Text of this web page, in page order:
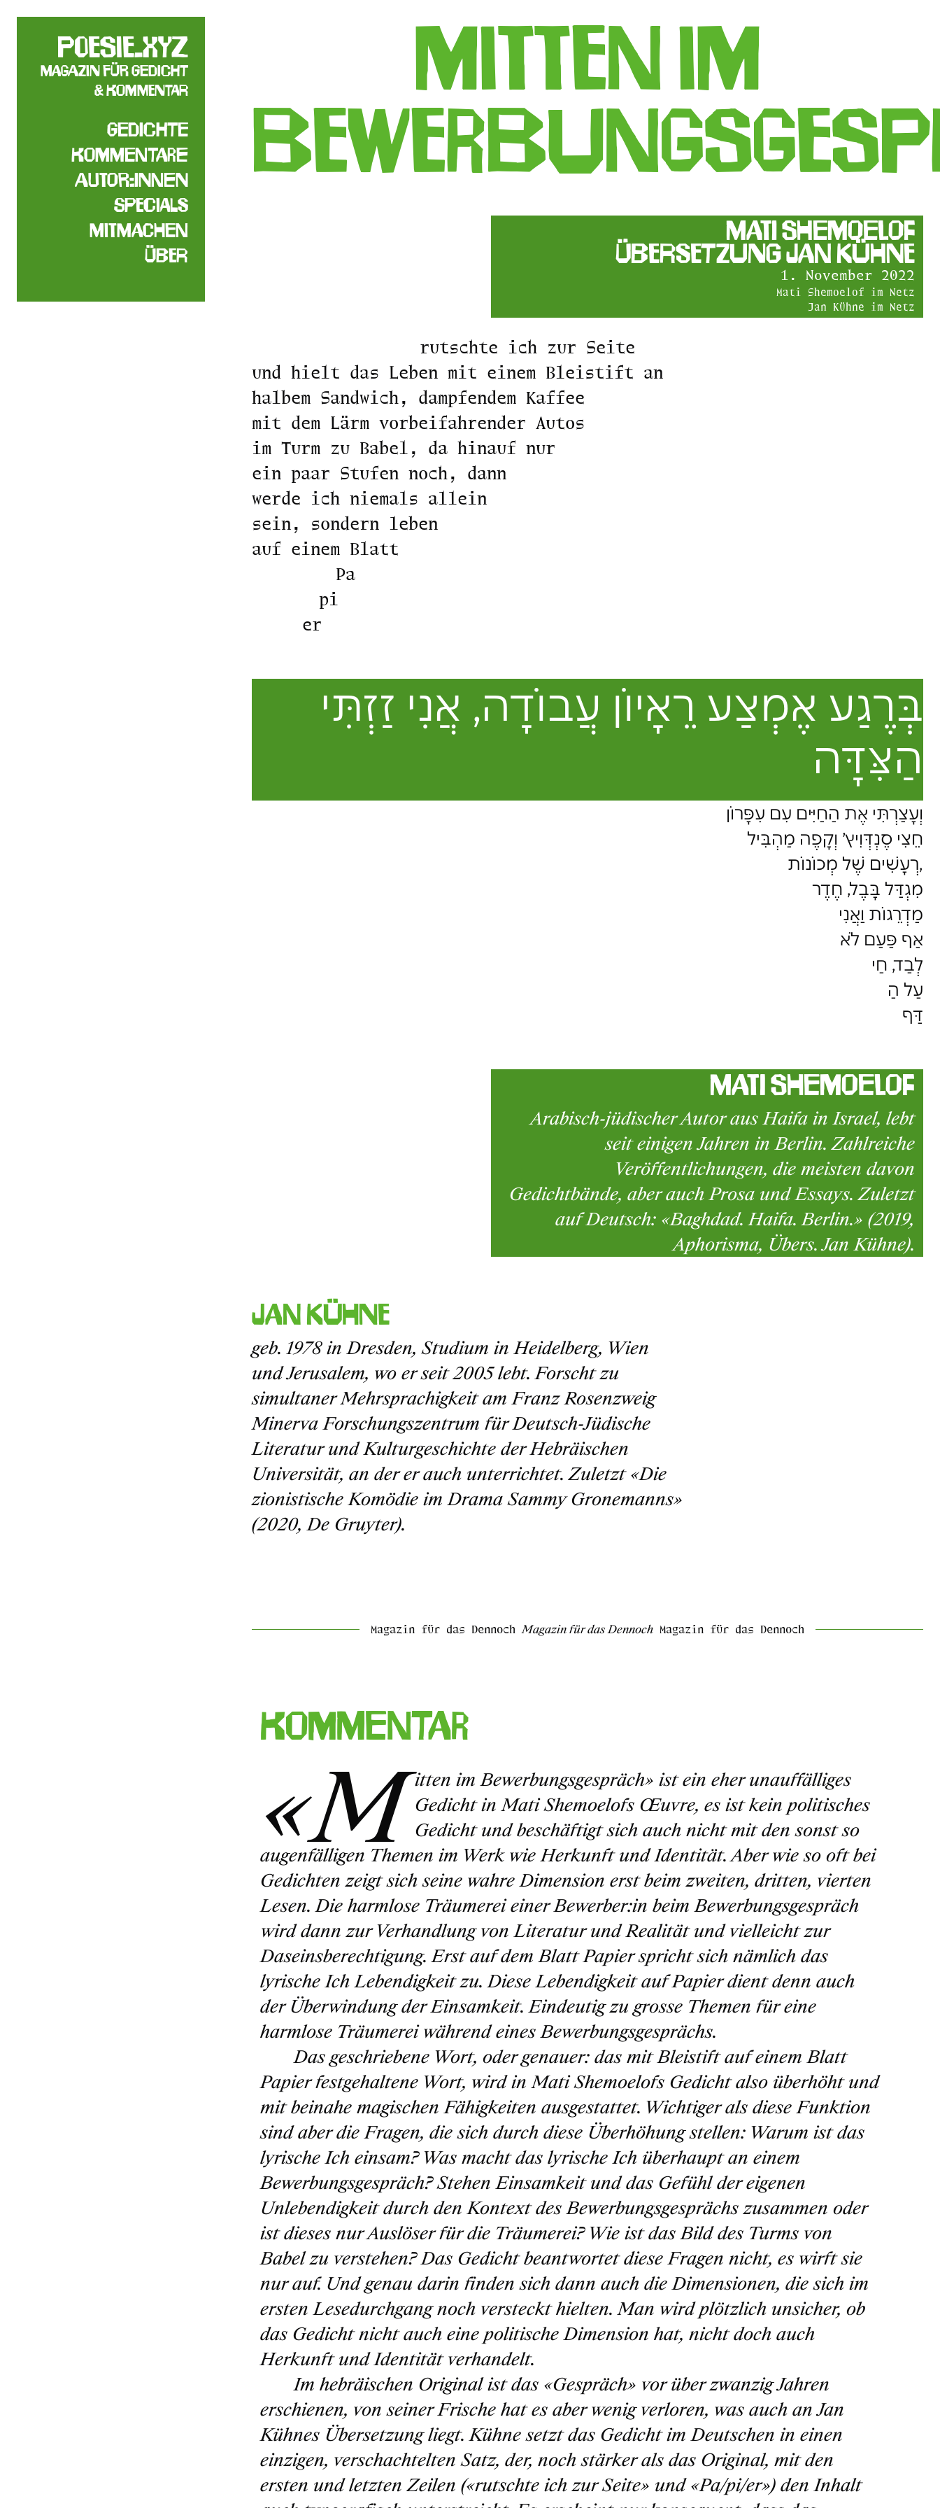
poesie.xyz
Magazin für Gedicht
& Kommentar
Gedichte
Kommentare
Autor:innen
Specials
Mitmachen
Über
Mitten im
Mati Shemoelof
Übersetzung Jan Kühne
1. November 2022
Mati Shemoelof im Netz
Jan Kühne im Netz
rutschte ich zur Seite
und hielt das Leben mit einem Bleistift an
halbem Sandwich, dampfendem Kaffee
mit dem Lärm vorbeifahrender Autos
im Turm zu Babel, da hinauf nur
ein paar Stufen noch, dann
werde ich niemals allein
sein, sondern leben
auf einem Blatt
Pa
pi
er
בְּרֶגַע אֶמְצַע רֵאָיוֹן עֲבוֹדָה, אֲנִי זַזְתִּי
הַצִּדָּה
וְעָצַרְתִּי אֶת הַחַיִּים עִם עִפָּרוֹן
חֵצִי סֶנְדְּוִיץ’ וְקָפֶה מַהְבִּיל
רְעָשִׁים שֶׁל מְכוֹנוֹת,
מִגְדַּל בָּבֶל, חֶדֶר
מַדְרֵגוֹת וַאֲנִי
אַף פַּעַם לֹא
לְבַד, חַי
עַל הַ
דַּף
Mati Shemoelof
Arabisch-jüdischer Autor aus Haifa in Israel, lebt
seit einigen Jahren in Berlin. Zahlreiche
Veröffentlichungen, die meisten davon
Gedichtbände, aber auch Prosa und Essays. Zuletzt
auf Deutsch: «Baghdad. Haifa. Berlin.» (2019,
Aphorisma, Übers. Jan Kühne).
Jan Kühne
geb. 1978 in Dresden, Studium in Heidelberg, Wien
und Jerusalem, wo er seit 2005 lebt. Forscht zu
simultaner Mehrsprachigkeit am Franz Rosenzweig
Minerva Forschungszentrum für Deutsch-Jüdische
Literatur und Kulturgeschichte der Hebräischen
Universität, an der er auch unterrichtet. Zuletzt «Die
zionistische Komödie im Drama Sammy Gronemanns»
(2020, De Gruyter).
Magazin für das Dennoch Magazin für das Dennoch Magazin für das Dennoch
Kommentar
«M itten im Bewerbungsgespräch» ist ein eher unauffälliges
Gedicht in Mati Shemoelofs Œuvre, es ist kein politisches
Gedicht und beschäftigt sich auch nicht mit den sonst so
augenfälligen Themen im Werk wie Herkunft und Identität. Aber wie so oft bei
Gedichten zeigt sich seine wahre Dimension erst beim zweiten, dritten, vierten
Lesen. Die harmlose Träumerei einer Bewerber:in beim Bewerbungsgespräch
wird dann zur Verhandlung von Literatur und Realität und vielleicht zur
Daseinsberechtigung. Erst auf dem Blatt Papier spricht sich nämlich das
lyrische Ich Lebendigkeit zu. Diese Lebendigkeit auf Papier dient denn auch
der Überwindung der Einsamkeit. Eindeutig zu grosse Themen für eine
harmlose Träumerei während eines Bewerbungsgesprächs.
Das geschriebene Wort, oder genauer: das mit Bleistift auf einem Blatt
Papier festgehaltene Wort, wird in Mati Shemoelofs Gedicht also überhöht und
mit beinahe magischen Fähigkeiten ausgestattet. Wichtiger als diese Funktion
sind aber die Fragen, die sich durch diese Überhöhung stellen: Warum ist das
lyrische Ich einsam? Was macht das lyrische Ich überhaupt an einem
Bewerbungsgespräch? Stehen Einsamkeit und das Gefühl der eigenen
Unlebendigkeit durch den Kontext des Bewerbungsgesprächs zusammen oder
ist dieses nur Auslöser für die Träumerei? Wie ist das Bild des Turms von
Babel zu verstehen? Das Gedicht beantwortet diese Fragen nicht, es wirft sie
nur auf. Und genau darin finden sich dann auch die Dimensionen, die sich im
ersten Lesedurchgang noch versteckt hielten. Man wird plötzlich unsicher, ob
das Gedicht nicht auch eine politische Dimension hat, nicht doch auch
Herkunft und Identität verhandelt.
Im hebräischen Original ist das «Gespräch» vor über zwanzig Jahren
erschienen, von seiner Frische hat es aber wenig verloren, was auch an Jan
Kühnes Übersetzung liegt. Kühne setzt das Gedicht im Deutschen in einen
einzigen, verschachtelten Satz, der, noch stärker als das Original, mit den
ersten und letzten Zeilen («rutschte ich zur Seite» und «Pa/pi/er») den Inhalt